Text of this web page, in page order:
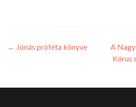
← Jónás próféta könyve
A
Kórus